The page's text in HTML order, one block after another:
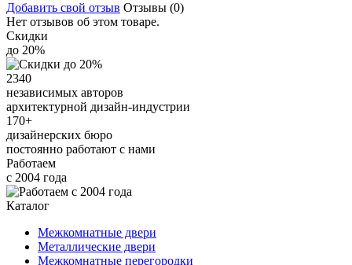
Добавить свой отзыв Отзывы (0)
Нет отзывов об этом товаре.
Скидки
до 20%
2340
независимых авторов
архитектурной дизайн-индустрии
170+
дизайнерских бюро
постоянно работают с нами
Работаем
с 2004 года
Каталог
Межкомнатные двери
Металлические двери
Межкомнатные перегородки